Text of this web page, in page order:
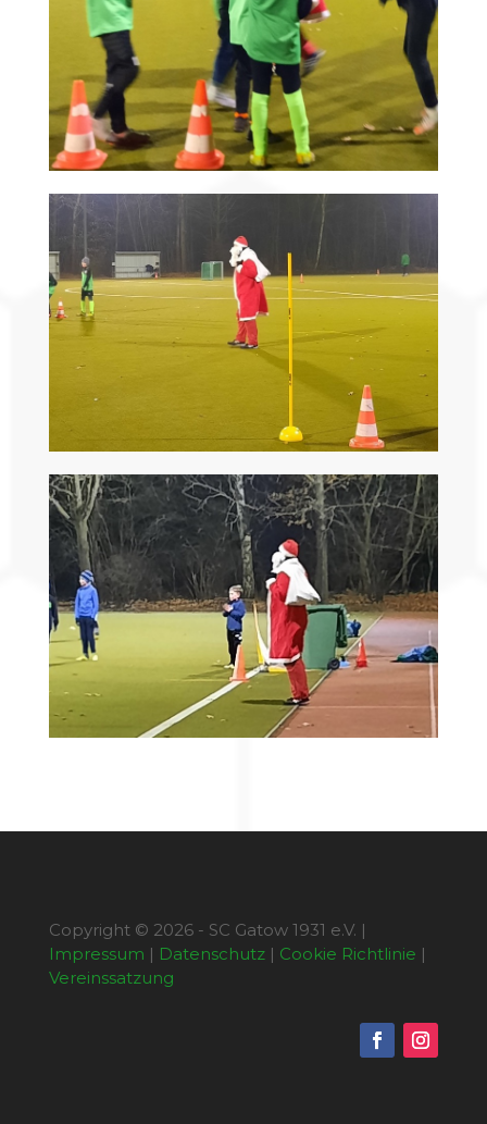
Copyright © 2026 - SC Gatow 1931 e.V. |
Impressum | Datenschutz| Cookie Richtlinie |
Vereinssatzung